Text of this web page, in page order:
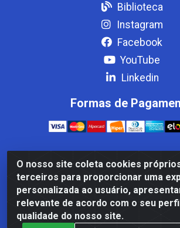
O nosso site coleta cookies
terceiros para proporcionar uma
personalizada ao usuário,
relevante de acordo com o seu
qualidade do nosso site.
Biblioteca
Instagram
Facebook
YouTube
Linkedin
Formas de
Casa Cardão LTDA - Av. Amaral
ArinosCom, Levy Gasparian/RJ - CEP
32.287.542/0001-83